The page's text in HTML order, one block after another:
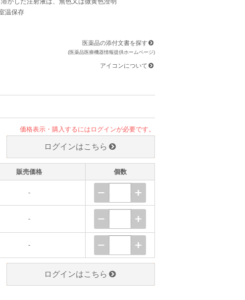
温保存
医薬品の添付文書を探す
(医薬品医療機器情報提供ホームページ)
アイコンについて
価格表示・購入するにはログインが必要です。
ログインはこちら
販売価格 個数
-
-
-
ログインはこちら